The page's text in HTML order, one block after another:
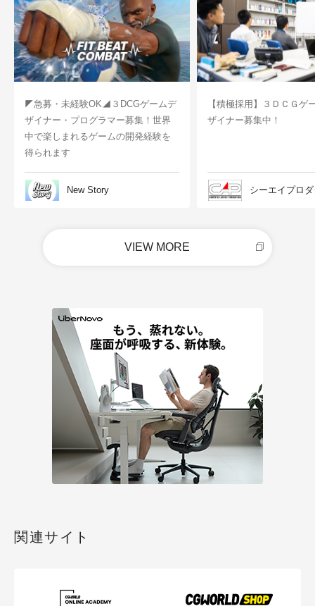
◤急募・未経験OK◢３DCGゲームデ
ザイナー・プログラマー募集！世界
中で楽しまれるゲームの開発経験を
得られます
New Story
【積極採用】３ＤＣＧゲ
ザイナー募集中！
シーエイプロ
VIEW MORE
関連サイト